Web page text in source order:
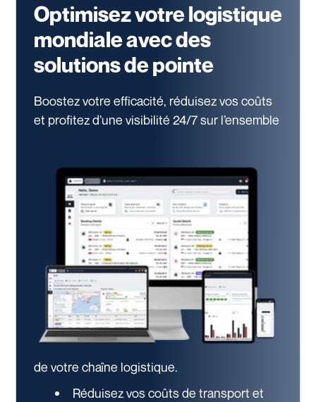
Optimisez votre logistique
mondiale avec des
solutions de pointe
Boostez votre efficacité, réduisez vos coûts
et profitez d’une visibilité 24/7sur l’ensemble
de votre chaîne logistique.
Réduisez vos coûts de transport et